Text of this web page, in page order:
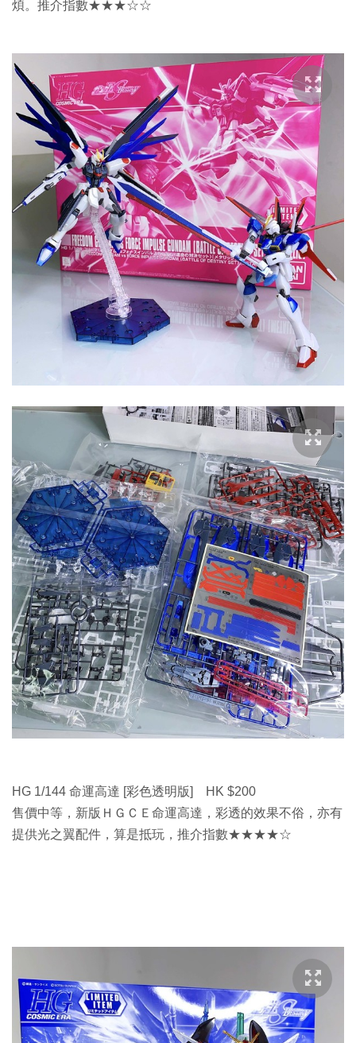
煩。推介指數★★★☆☆
HG 1/144 命運高達 [彩色透明版] HK $200
售價中等，新版ＨＧＣＥ命運高達，彩透的效果不俗，亦有
提供光之翼配件，算是抵玩，推介指數★★★★☆